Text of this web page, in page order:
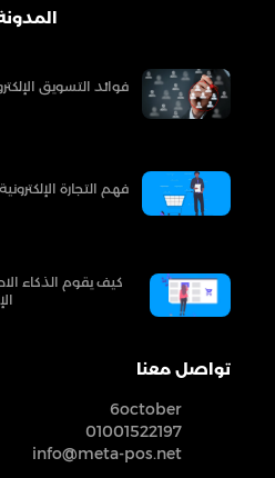
فوائد التسويق
فهم التجارة الإلكترونية
كيف يقوم الذكاء
تواصل معنا
6october
01001522197
info@meta-pos.net